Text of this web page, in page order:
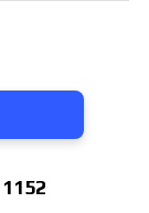
1152